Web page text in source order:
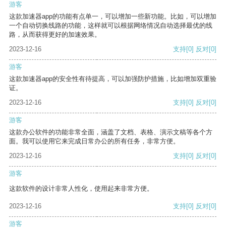
游客
这款加速器app的功能有点单一，可以增加一些新功能。比如，可以增加
一个自动切换线路的功能，这样就可以根据网络情况自动选择最优的线
路，从而获得更好的加速效果。
2023-12-16
支持[0] 反对[0]
游客
这款加速器app的安全性有待提高，可以加强防护措施，比如增加双重验
证。
2023-12-16
支持[0] 反对[0]
游客
这款办公软件的功能非常全面，涵盖了文档、表格、演示文稿等各个方
面。我可以使用它来完成日常办公的所有任务，非常方便。
2023-12-16
支持[0] 反对[0]
游客
这款软件的设计非常人性化，使用起来非常方便。
2023-12-16 支持[0] 反对[0]
游客